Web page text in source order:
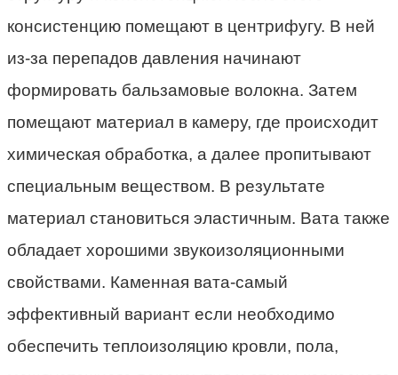
консистенцию помещают в центрифугу. В ней
из-за перепадов давления начинают
формировать бальзамовые волокна. Затем
помещают материал в камеру, где происходит
химическая обработка, а далее пропитывают
специальным веществом. В результате
материал становиться эластичным. Вата также
обладает хорошими звукоизоляционными
свойствами. Каменная вата-самый
эффективный вариант если необходимо
обеспечить теплоизоляцию кровли, пола,